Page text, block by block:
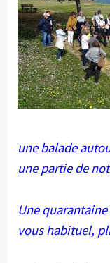
une balade
une partie de
Une
vous habituel,